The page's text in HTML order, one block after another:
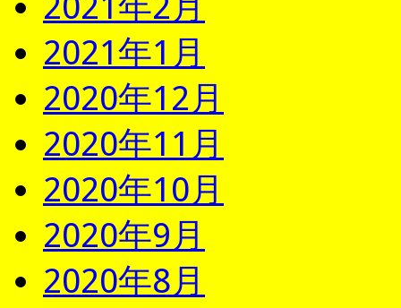
2021年1月
2020年12月
2020年11月
2020年10月
2020年9月
2020年8月